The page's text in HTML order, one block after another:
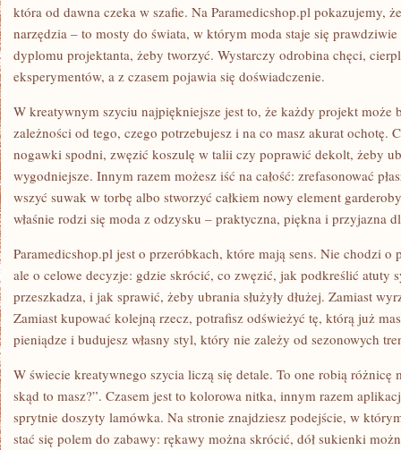
która od dawna czeka w szafie. Na Paramedicshop.pl pokazujemy,
narzędzia – to mosty do świata, w którym moda staje się
dyplomu projektanta, żeby tworzyć. Wystarczy odrobina chęci,
eksperymentów, a z czasem pojawia się doświadczenie.
W kreatywnym szyciu najpiękniejsze jest to, że każdy projekt może
zależności od tego, czego potrzebujesz i na co masz akurat ochotę.
nogawki spodni, zwęzić koszulę w talii czy poprawić dekolt, żeby
wygodniejsze. Innym razem możesz iść na całość: zrefasonować
wszyć suwak w torbę albo stworzyć całkiem nowy element
właśnie rodzi się moda z odzysku – praktyczna, piękna i przyjazna
Paramedicshop.pl jest o przeróbkach, które mają sens. Nie chodzi o
ale o celowe decyzje: gdzie skrócić, co zwęzić, jak podkreślić atuty
przeszkadza, i jak sprawić, żeby ubrania służyły dłużej. Zamiast
Zamiast kupować kolejną rzecz, potrafisz odświeżyć tę, którą już
pieniądze i budujesz własny styl, który nie zależy od sezonowych
W świecie kreatywnego szycia liczą się detale. To one robią różnicę
skąd to masz?”. Czasem jest to kolorowa nitka, innym razem
sprytnie doszyty lamówka. Na stronie znajdziesz podejście, w
stać się polem do zabawy: rękawy można skrócić, dół sukienki